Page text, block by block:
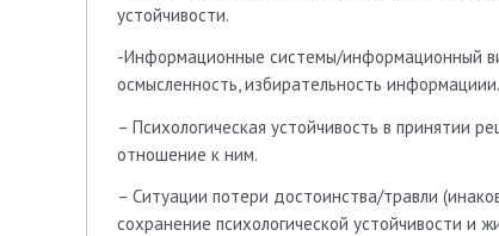
устойчивости.
-Информационные системы/информационный
осмысленность, избирательность информациии.
– Психологическая устойчивость в принятии
отношение к ним.
– Ситуации потери достоинства/травли
сохранение психологической устойчивости и